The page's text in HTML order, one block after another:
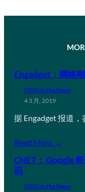
Engadget：网络
FIDO in the News
4 3 月, 2019
据 Engadget 报道，
Read More →
CNET： Google
码
FIDO in the News